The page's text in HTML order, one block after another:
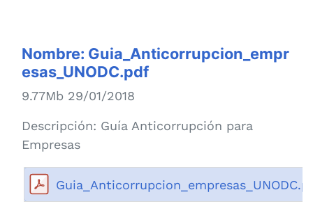
Nombre: Guia_Anticorrupcion_empr
esas_UNODC.pdf
9.77Mb 29/01/2018
Descripción: Guía Anticorrupción para
Empresas